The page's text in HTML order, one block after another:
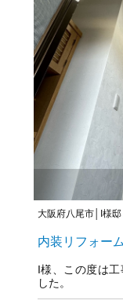
大阪府八尾市│I様邸
内装リフォー
I様、この度は
した。
今後とも宜しく